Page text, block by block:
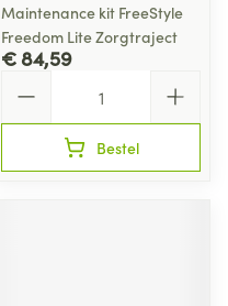
Maintenance kit FreeStyle
Freedom Lite Zorgtraject
€ 84,59
Bestel